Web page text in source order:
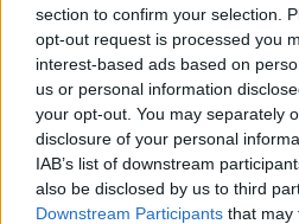
section to confirm your selection.
opt-out request is processed you
interest-based ads based on
us or personal information
your opt-out. You may separately
disclosure of your personal
IAB’s list of downstream
also be disclosed by us to third
Downstream Participants that may